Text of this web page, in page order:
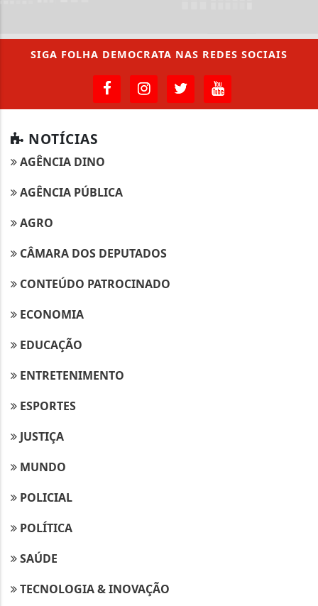
SIGA FOLHA DEMOCRATA NAS REDES SOCIAIS
NOTÍCIAS
AGÊNCIA DINO
AGÊNCIA PÚBLICA
AGRO
CÂMARA DOS DEPUTADOS
CONTEÚDO PATROCINADO
ECONOMIA
EDUCAÇÃO
ENTRETENIMENTO
ESPORTES
JUSTIÇA
MUNDO
POLICIAL
POLÍTICA
SAÚDE
TECNOLOGIA & INOVAÇÃO